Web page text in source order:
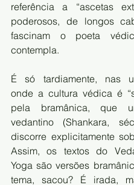
referência a “ascetas
poderosos, de longos
fascinam o poeta
contempla.
É só tardiamente, nas
onde a cultura védica é
pela bramânica, que
vedantino (Shankara,
discorre explicitamente
Assim, os textos do
Yoga são versões
tema, sacou? É irada,